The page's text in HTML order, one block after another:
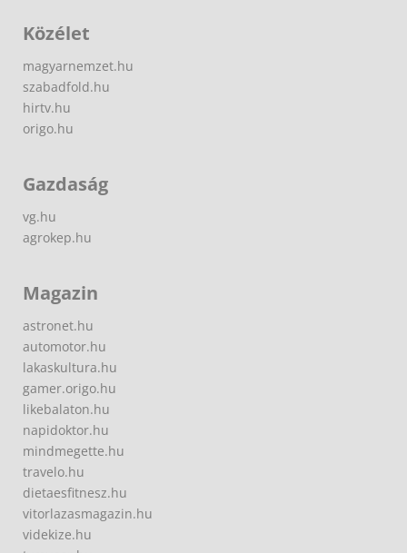
Közélet
magyarnemzet.hu
szabadfold.hu
hirtv.hu
origo.hu
Gazdaság
vg.hu
agrokep.hu
Magazin
astronet.hu
automotor.hu
lakaskultura.hu
gamer.origo.hu
likebalaton.hu
napidoktor.hu
mindmegette.hu
travelo.hu
dietaesfitnesz.hu
vitorlazasmagazin.hu
videkize.hu